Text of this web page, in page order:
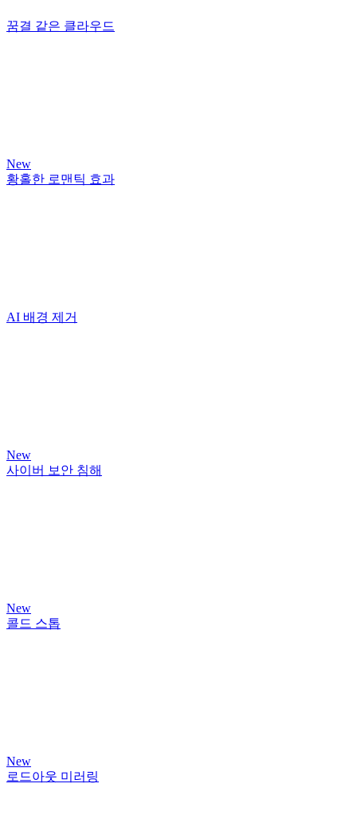
꿈결 같은 클라우드
New
황홀한 로맨틱 효과
AI 배경 제거
New
사이버 보안 침해
New
콜드 스톱
New
로드아웃 미러링